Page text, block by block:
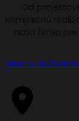
Viac o službách